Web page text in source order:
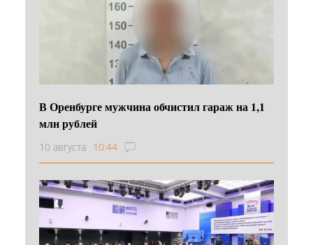
В Оренбурге мужчина обчистил гараж на 1,1
млн рублей
10 августа 10:44